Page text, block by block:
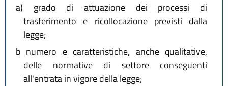
a) grado di attuazione dei processi di
trasferimento e ricollocazione previsti dalla
legge;
b numero e caratteristiche, anche qualitative,
delle normative di settore conseguenti
all'entrata in vigore della legge;